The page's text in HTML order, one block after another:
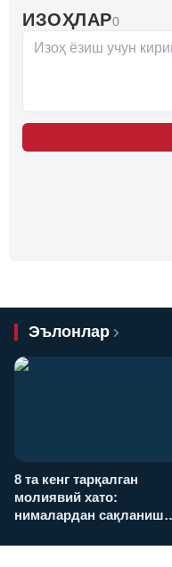
ИЗОҲЛАР0
Эълонлар
8 та кенг тарқалган
молиявий хато:
нималардан сақланиш